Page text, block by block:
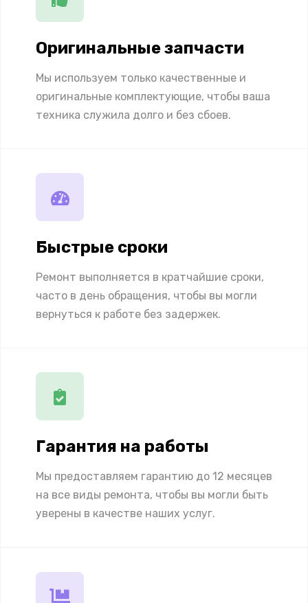
Оригинальные запчасти
Мы используем только качественные и
оригинальные комплектующие, чтобы ваша
техника служила долго и без сбоев.
Быстрые сроки
Ремонт выполняется в кратчайшие сроки,
часто в день обращения, чтобы вы могли
вернуться к работе без задержек.
Гарантия на работы
Мы предоставляем гарантию до 12 месяцев
на все виды ремонта, чтобы вы могли быть
уверены в качестве наших услуг.